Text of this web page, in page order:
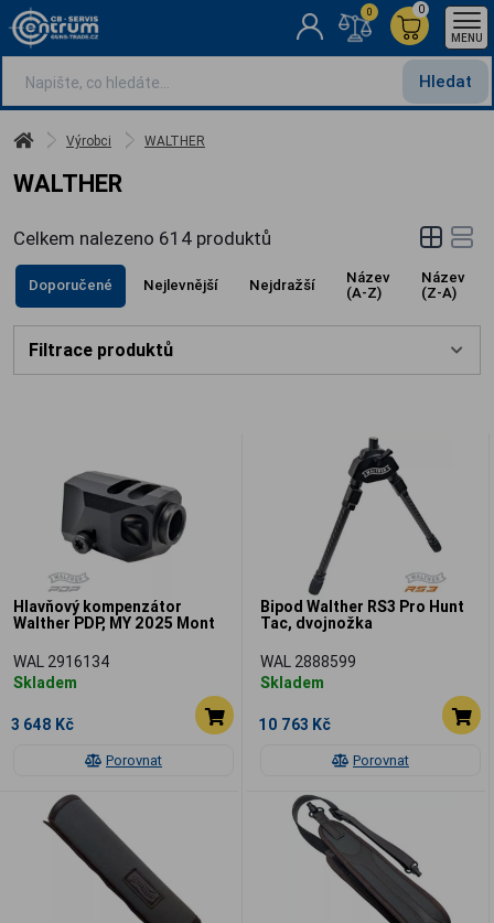
Hledat
0
0
MENU
Výrobci WALTHER
WALTHER
Celkem nalezeno 614 produktů
Doporučené Nejlevnější Nejdražší
Název
(A-Z)
Název
(Z-A)
Filtrace produktů
Porovnat
Hlavňový kompenzátor
Walther PDP, MY 2025 Mont
WAL 2916134
Skladem
3 648 Kč
Porovnat
Bipod Walther RS3 Pro Hunt
Tac, dvojnožka
WAL 2888599
Skladem
10 763 Kč